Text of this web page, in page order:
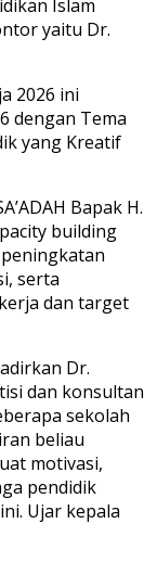
Islam
yaitu Dr.
2026 ini
dengan Tema
yang Kreatif
Bapak H.
building
serta
dan target
Dr.
dan konsultan
sekolah
beliau
motivasi,
pendidik
Ujar kepala